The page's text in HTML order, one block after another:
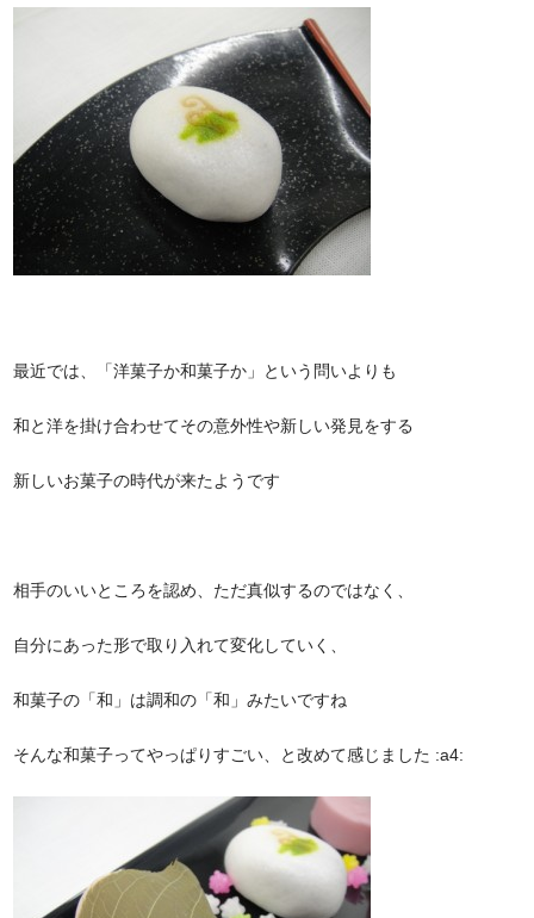
最近では、「洋菓子か和菓子か」という問いよりも
和と洋を掛け合わせてその意外性や新しい発見をする
新しいお菓子の時代が来たようです
相手のいいところを認め、ただ真似するのではなく、
自分にあった形で取り入れて変化していく、
和菓子の「和」は調和の「和」みたいですね
そんな和菓子ってやっぱりすごい、と改めて感じました :a4: